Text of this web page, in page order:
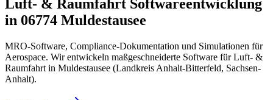
Luft- & Raumfahrt Softwareentwicklung
in 06774 Muldestausee
MRO-Software, Compliance-Dokumentation und Simulationen für
Aerospace. Wir entwickeln maßgeschneiderte Software für Luft- &
Raumfahrt in Muldestausee (Landkreis Anhalt-Bitterfeld, Sachsen-
Anhalt).